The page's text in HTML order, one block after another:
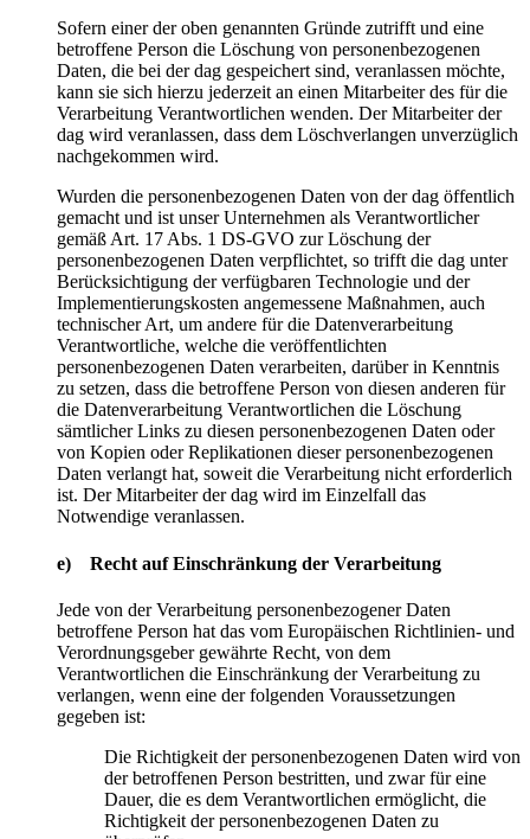
Sofern einer der oben genannten Gründe zutrifft und eine
betroffene Person die Löschung von personenbezogenen
Daten, die bei der dag gespeichert sind, veranlassen möchte,
kann sie sich hierzu jederzeit an einen Mitarbeiter des für die
Verarbeitung Verantwortlichen wenden. Der Mitarbeiter der
dag wird veranlassen, dass dem Löschverlangen unverzüglich
nachgekommen wird.
Wurden die personenbezogenen Daten von der dag öffentlich
gemacht und ist unser Unternehmen als Verantwortlicher
gemäß Art. 17 Abs. 1 DS-GVO zur Löschung der
personenbezogenen Daten verpflichtet, so trifft die dag unter
Berücksichtigung der verfügbaren Technologie und der
Implementierungskosten angemessene Maßnahmen, auch
technischer Art, um andere für die Datenverarbeitung
Verantwortliche, welche die veröffentlichten
personenbezogenen Daten verarbeiten, darüber in Kenntnis
zu setzen, dass die betroffene Person von diesen anderen für
die Datenverarbeitung Verantwortlichen die Löschung
sämtlicher Links zu diesen personenbezogenen Daten oder
von Kopien oder Replikationen dieser personenbezogenen
Daten verlangt hat, soweit die Verarbeitung nicht erforderlich
ist. Der Mitarbeiter der dag wird im Einzelfall das
Notwendige veranlassen.
e) Recht auf Einschränkung der Verarbeitung
Jede von der Verarbeitung personenbezogener Daten
betroffene Person hat das vom Europäischen Richtlinien- und
Verordnungsgeber gewährte Recht, von dem
Verantwortlichen die Einschränkung der Verarbeitung zu
verlangen, wenn eine der folgenden Voraussetzungen
gegeben ist:
Die Richtigkeit der personenbezogenen Daten wird von
der betroffenen Person bestritten, und zwar für eine
Dauer, die es dem Verantwortlichen ermöglicht, die
Richtigkeit der personenbezogenen Daten zu